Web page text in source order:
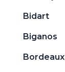
Bidart
Biganos
Bordeaux